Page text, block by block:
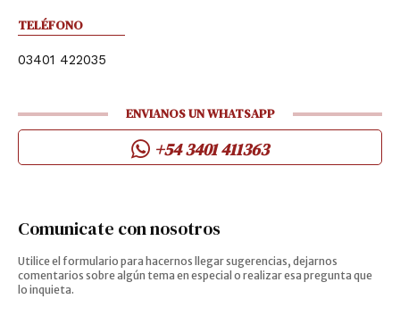
TELÉFONO
03401 422035
ENVIANOS UN WHATSAPP
+54 3401 411363
Comunicate con nosotros
Utilice el formulario para hacernos llegar sugerencias, dejarnos
comentarios sobre algún tema en especial o realizar esa pregunta que
lo inquieta.